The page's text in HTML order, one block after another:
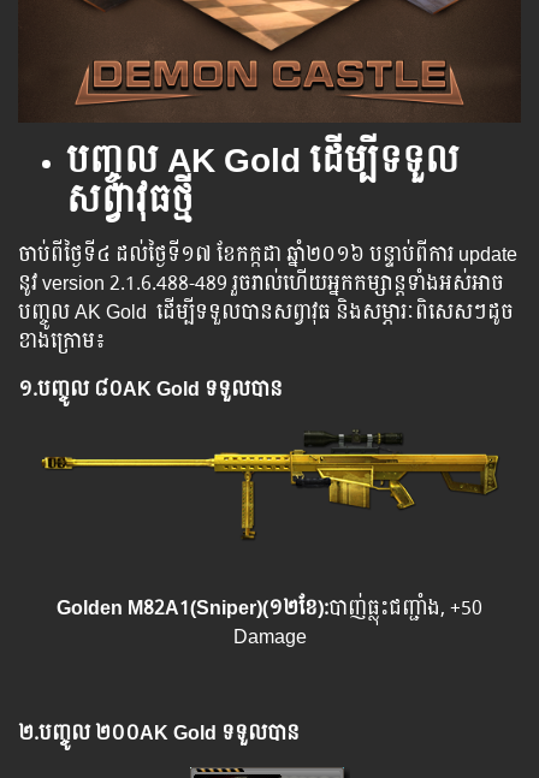
បញ្ចូលAK Gold ដើម្បីទទួល
សព្វាវុធថ្មី
ចាប់​ពី​ថ្ងៃ​ទី​៤ ដល់​​​ថ្ងៃ​​ទី១៧ ខែកក្កដា ឆ្នាំ​២០១៦ បន្ទាប់​​ពី​​ការ ​update
​នូវ ​version 2.1.6.488-489 រួច​​រាល់​​ហើយ​​អ្នក​​កម្សាន្ដ​​ទាំង​​អស់​​អាច​​
បញ្ចូល​ AK Gold ​​ ​ដើម្បី​​ទទួល​​បាន​សព្វាវុធ​ និង​​សម្ភារៈ​ពិសេស​ៗ​ដូច​
ខាង​ក្រោម៖
១.​បញ្ចូល៨០AK Gold ទទួលបាន
Golden M82A1(Sniper)(១២ខែ):បាញ់ធ្លុះជញ្ជាំង, +50
Damage
២.​បញ្ចូល២០០AK Gold ទទួលបាន